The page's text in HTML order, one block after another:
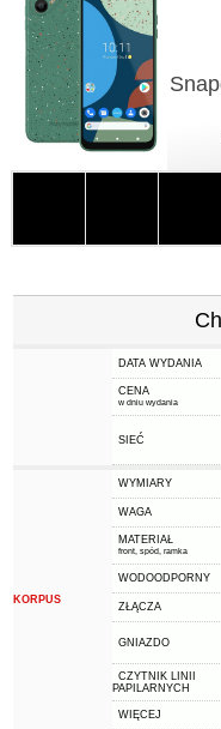
DATA WYDANIA
CENA
w dniu wydania
SIEĆ
KORPUS
WYMIARY
WAGA
MATERIAŁ
front, spód, ramka
WODOODPORNY
ZŁĄCZA
GNIAZDO
CZYTNIK LINII
PAPILARNYCH
WIĘCEJ